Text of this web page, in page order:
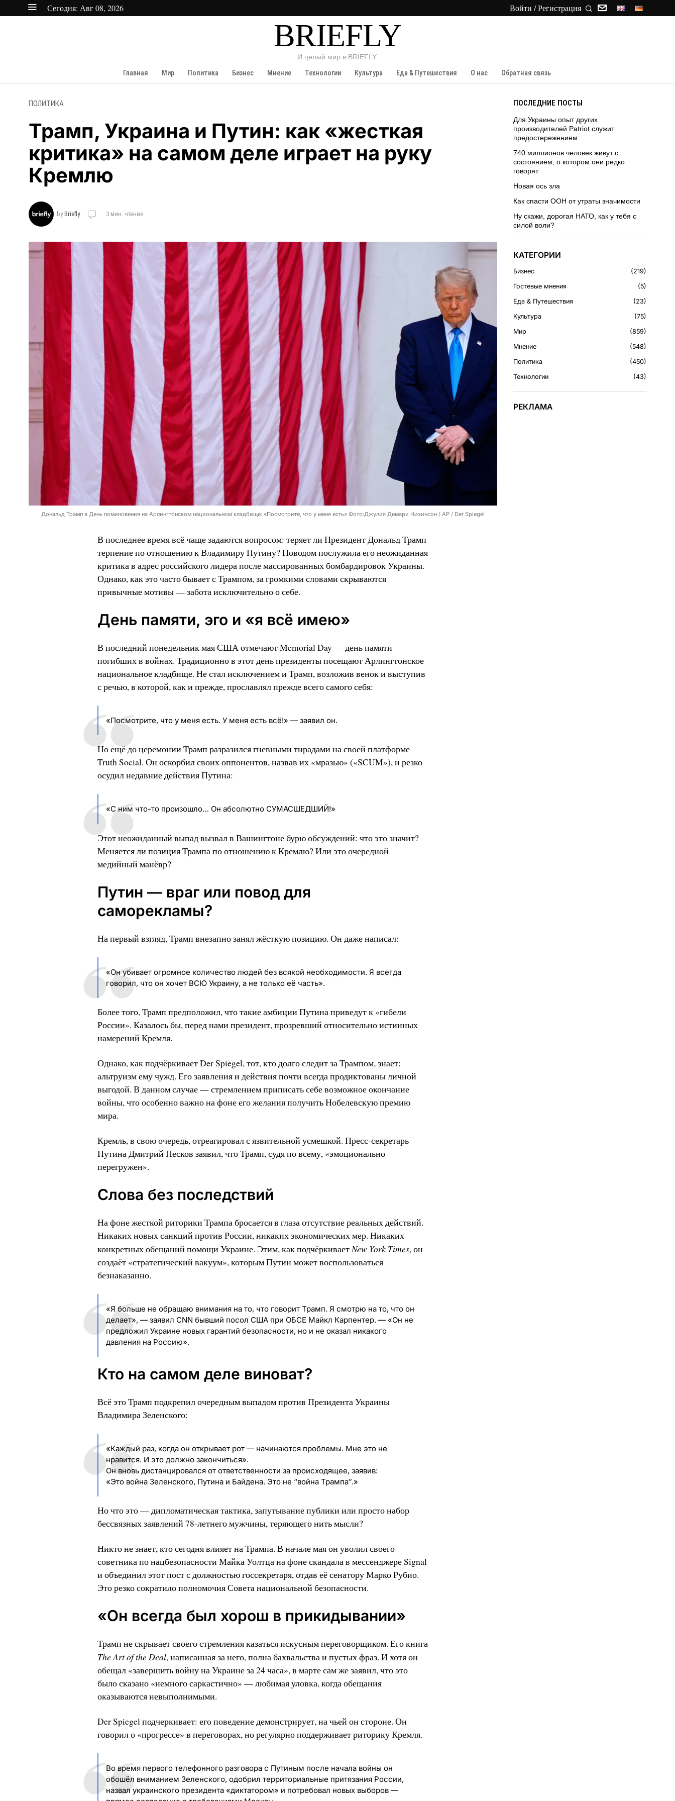
Сегодня: Авг 08, 2026 Войти / Регистрация
BRIEFLY
И целый мир в BRIEFLY.
Главная
Мир Политика Бизнес Мнение Технологии Культура Еда & Путешествия О нас Обратная связь
ПОЛИТИКА
Трамп, Украина и Путин: как «жесткая
критика» на самом деле играет на руку
Кремлю
byBriefly 3 мин. чтения
Дональд Трамп в День поминовения на Арлингтонском национальном кладбище: «Посмотрите, что у меня есть» Фото:Джулия Демари Нихинсон / AP / Der Spiegel
В последнее время всё чаще задаются вопросом: теряет ли Президент Дональд Трамп
терпение по отношению к Владимиру Путину? Поводом послужила его неожиданная
критика в адрес российского лидера после массированных бомбардировок Украины.
Однако, как это часто бывает с Трампом, за громкими словами скрываются
привычные мотивы — забота исключительно о себе.
День памяти, эго и «я всё имею»
В последний понедельник мая США отмечают Memorial Day — день памяти
погибших в войнах. Традиционно в этот день президенты посещают Арлингтонское
национальное кладбище. Не стал исключением и Трамп, возложив венок и выступив
с речью, в которой, как и прежде, прославлял прежде всего самого себя:
«Посмотрите, что у меня есть. У меня есть всё!» — заявил он.
Но ещё до церемонии Трамп разразился гневными тирадами на своей платформе
Truth Social. Он оскорбил своих оппонентов, назвав их «мразью» («SCUM»), и резко
осудил недавние действия Путина:
«С ним что-то произошло… Он абсолютно СУМАСШЕДШИЙ!»
Этот неожиданный выпад вызвал в Вашингтоне бурю обсуждений: что это значит?
Меняется ли позиция Трампа по отношению к Кремлю? Или это очередной
медийный манёвр?
Путин — враг или повод для
саморекламы?
На первый взгляд, Трамп внезапно занял жёсткую позицию. Он даже написал:
«Он убивает огромное количество людей без всякой необходимости. Я всегда
говорил, что он хочет ВСЮ Украину, а не только её часть».
Более того, Трамп предположил, что такие амбиции Путина приведут к «гибели
России». Казалось бы, перед нами президент, прозревший относительно истинных
намерений Кремля.
Однако, как подчёркивает Der Spiegel, тот, кто долго следит за Трампом, знает:
альтруизм ему чужд. Его заявления и действия почти всегда продиктованы личной
выгодой. В данном случае — стремлением приписать себе возможное окончание
войны, что особенно важно на фоне его желания получить Нобелевскую премию
мира.
Кремль, в свою очередь, отреагировал с язвительной усмешкой. Пресс-секретарь
Путина Дмитрий Песков заявил, что Трамп, судя по всему, «эмоционально
перегружен».
Слова без последствий
На фоне жесткой риторики Трампа бросается в глаза отсутствие реальных действий.
Никаких новых санкций против России, никаких экономических мер. Никаких
конкретных обещаний помощи Украине. Этим, как подчёркиваетNew York Times, он
создаёт «стратегический вакуум», которым Путин может воспользоваться
безнаказанно.
«Я больше не обращаю внимания на то, что говорит Трамп. Я смотрю на то, что он
делает», — заявил CNN бывший посол США при ОБСЕ Майкл Карпентер. — «Он не
предложил Украине новых гарантий безопасности, но и не оказал никакого
давления на Россию».
Кто на самом деле виноват?
Всё это Трамп подкрепил очередным выпадом против Президента Украины
Владимира Зеленского:
«Каждый раз, когда он открывает рот — начинаются проблемы. Мне это не
нравится. И это должно закончиться».
Он вновь дистанцировался от ответственности за происходящее, заявив:
«Это война Зеленского, Путина и Байдена. Это не “война Трампа”.»
Но что это — дипломатическая тактика, запутывание публики или просто набор
бессвязных заявлений 78-летнего мужчины, теряющего нить мысли?
Никто не знает, кто сегодня влияет на Трампа. В начале мая он уволил своего
советника по нацбезопасности Майка Уолтца на фоне скандала в мессенджере Signal
и объединил этот пост с должностью госсекретаря, отдав её сенатору Марко Рубио.
Это резко сократило полномочия Совета национальной безопасности.
«Он всегда был хорош в прикидывании»
Трамп не скрывает своего стремления казаться искусным переговорщиком. Его книга
The Art of the Deal, написанная за него, полна бахвальства и пустых фраз. И хотя он
обещал «завершить войну на Украине за 24 часа», в марте сам же заявил, что это
было сказано «немного саркастично» — любимая уловка, когда обещания
оказываются невыполнимыми.
Der Spiegel подчеркивает: его поведение демонстрирует, на чьей он стороне. Он
говорил о «прогрессе» в переговорах, но регулярно поддерживает риторику Кремля.
Во время первого телефонного разговора с Путиным после начала войны он
обошёл вниманием Зеленского, одобрил территориальные притязания России,
назвал украинского президента «диктатором» и потребовал новых выборов —
ПОСЛЕДНИЕ ПОСТЫ
Для Украины опыт других
производителей Patriot служит
предостережением
740 миллионов человек живут с
состоянием, о котором они редко
говорят
Новая ось зла
Как спасти ООН от утраты значимости
Ну скажи, дорогая НАТО, как у тебя с
силой воли?
КАТЕГОРИИ
Бизнес
219
Гостевые мнения
5
Еда & Путешествия
23
Культура
75
Мир
859
Мнение
548
Политика
450
Технологии
43
РЕКЛАМА